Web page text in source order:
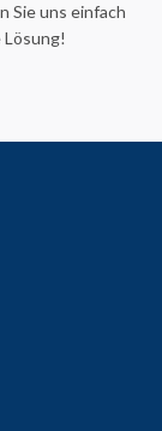
Sie uns einfach